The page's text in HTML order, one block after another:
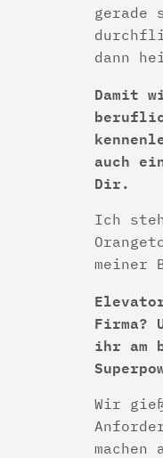
gerade
dann
Damit
auch
Dir.
Ich
meiner
Firma?
ihr am
Wir